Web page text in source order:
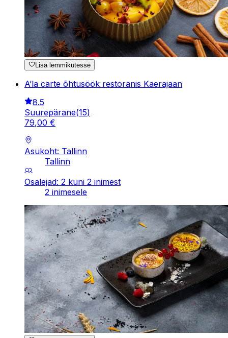
Lisa lemmikutesse
A’la carte õhtusöök restoranis Kaerajaan
8.5
Suurepärane(15)
79,00 €
Asukoht: Tallinn
Tallinn
Osalejad: 2 kuni 2 inimest
2 inimesele